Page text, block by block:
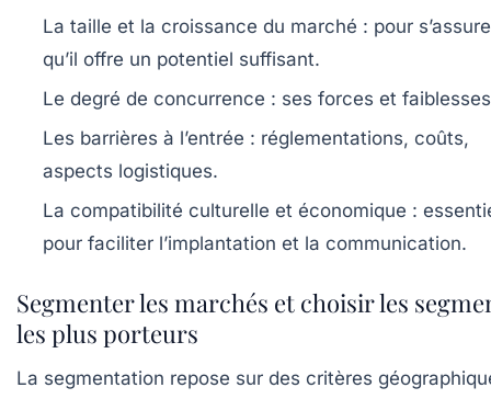
La taille et la croissance du marché : pour
qu’il offre un potentiel suffisant.
Le degré de concurrence : ses forces et
Les barrières à l’entrée : réglementations, coûts,
aspects logistiques.
La compatibilité culturelle et économique :
pour faciliter l’implantation et la communication.
Segmenter les marchés et choisir les
les plus porteurs
La segmentation repose sur des critères